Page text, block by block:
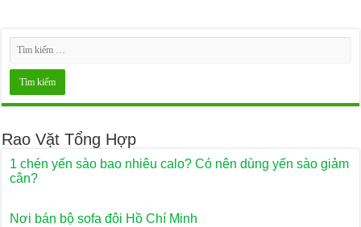
Rao Vặt Tổng Hợp
1 chén yến sào bao nhiêu calo? Có nên dùng yến sào giảm
cân?
Nơi bán bộ sofa đôi Hồ Chí Minh